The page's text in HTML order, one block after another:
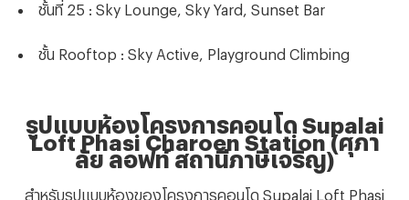
ชั้นที่ 25 : Sky Lounge, Sky Yard, Sunset Bar
ชั้น Rooftop : Sky Active, Playground Climbing
รูปแบบห้องโครงการคอนโด Supalai
Loft Phasi Charoen Station (ศุภา
ลัย ลอฟท์ สถานีภาษีเจริญ)
สำหรับรูปแบบห้องของโครงการคอนโด Supalai Loft Phasi